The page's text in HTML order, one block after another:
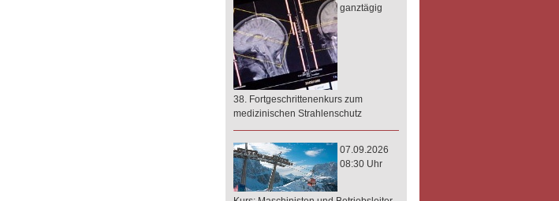
ganztägig
38. Fortgeschrittenenkurs zum
medizinischen Strahlenschutz
07.09.2026
08:30 Uhr